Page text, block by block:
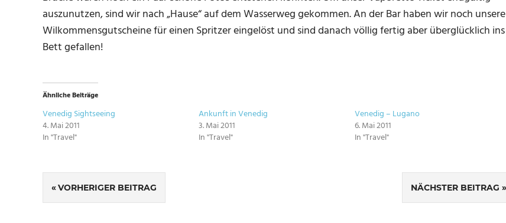
auszunutzen, sind wir nach „Hause“ auf dem Wasserweg gekommen. An der Bar haben wir noch unsere
Wilkommensgutscheine für einen Spritzer eingelöst und sind danach völlig fertig aber überglücklich ins
Bett gefallen!
Ähnliche Beiträge
Venedig Sightseeing
4. Mai 2011
In "Travel"
Ankunft in Venedig
3. Mai 2011
In "Travel"
Venedig – Lugano
6. Mai 2011
In "Travel"
SCHLAGWÖRTER
50
PLACES
Beitragsnavigation
VORHERIGER BEITRAG NÄCHSTER BEITRAG